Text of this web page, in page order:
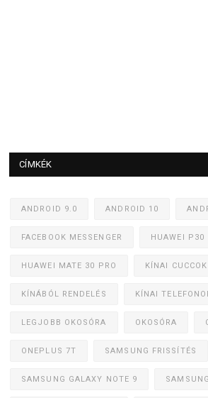
CÍMKÉK
ANDROID 9.0 ANDROID 10
FACEBOOK MESSENGER HUAWEI P30
HUAWEI MATE 30 PRO KÍNAI CUCCOK
KÍNÁBÓL RENDELÉS KÍNAI
LEGJOBB OKOSÓRA OKOSÓRA
ONEPLUS 7T SAMSUNG FRISSÍTÉS
SAMSUNG GALAXY NOTE 9